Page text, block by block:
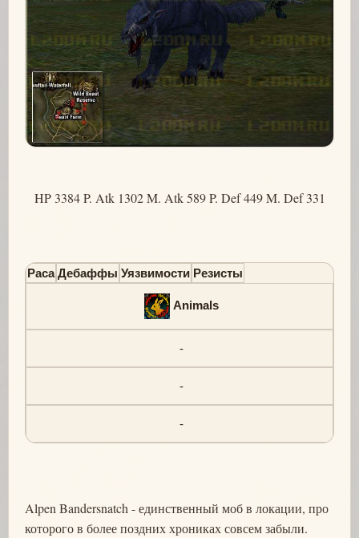
HP 3384 P. Atk 1302 M. Atk 589 P. Def 449 M. Def 331
Раса Дебаффы Уязвимости Резисты
Animals
-
-
-
Alpen Bandersnatch - единственный моб в локации, про
которого в более поздних хрониках совсем забыли.